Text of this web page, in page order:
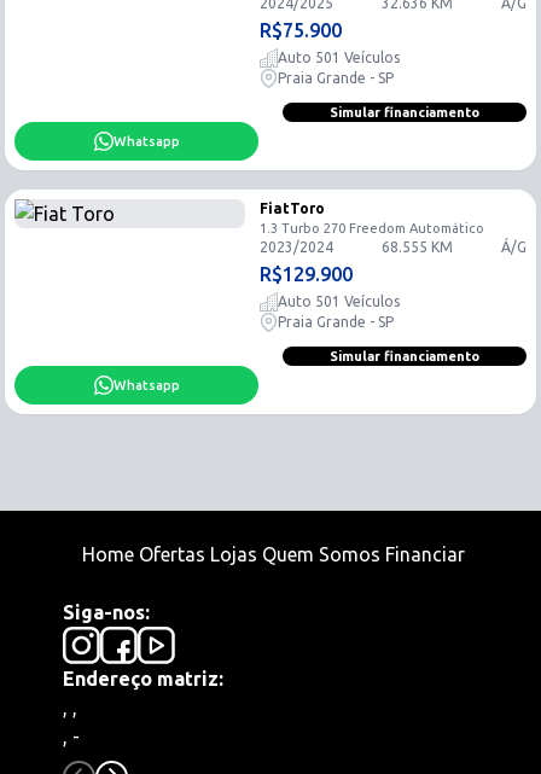
2024/2025 32.636 KM Á/G
R$75.900
Auto 501 Veículos
Praia Grande - SP
Simular financiamento
Whatsapp
FiatToro
1.3 Turbo 270 Freedom Automático
2023 /2024 68.555 KM Á/G
R$129.900
Auto 501 Veículos
Praia Grande - SP
Simular financiamento
Whatsapp
Home Ofertas Lojas Quem Somos Financiar
Siga-nos:
Endereço matriz:
, ,
, -